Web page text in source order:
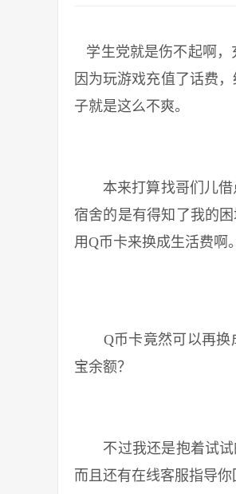
学生党就是伤不起啊，
因为玩游戏充值了话费
子就是这么不爽。
本来打算找哥们儿借
宿舍的是有得知了我的
用Q币卡来换成生活费啊。
Q币卡竟然可以再换成
宝余额？
不过我还是抱着试试
而且还有在线客服指导